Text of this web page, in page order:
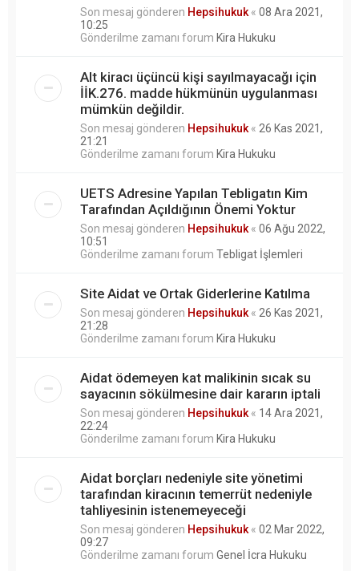
Son mesaj gönderen Hepsihukuk « 08 Ara 2021,
10:25
Gönderilme zamanı forum Kira Hukuku
Alt kiracı üçüncü kişi sayılmayacağı için
İİK.276. madde hükmünün uygulanması
mümkün değildir.
Son mesaj gönderen Hepsihukuk « 26 Kas 2021,
21:21
Gönderilme zamanı forum Kira Hukuku
UETS Adresine Yapılan Tebligatın Kim
Tarafından Açıldığının Önemi Yoktur
Son mesaj gönderen Hepsihukuk « 06 Ağu 2022,
10:51
Gönderilme zamanı forum Tebligat İşlemleri
Site Aidat ve Ortak Giderlerine Katılma
Son mesaj gönderen Hepsihukuk « 26 Kas 2021,
21:28
Gönderilme zamanı forum Kira Hukuku
Aidat ödemeyen kat malikinin sıcak su
sayacının sökülmesine dair kararın iptali
Son mesaj gönderen Hepsihukuk « 14 Ara 2021,
22:24
Gönderilme zamanı forum Kira Hukuku
Aidat borçları nedeniyle site yönetimi
tarafından kiracının temerrüt nedeniyle
tahliyesinin istenemeyeceği
Son mesaj gönderen Hepsihukuk « 02 Mar 2022,
09:27
Gönderilme zamanı forum Genel İcra Hukuku